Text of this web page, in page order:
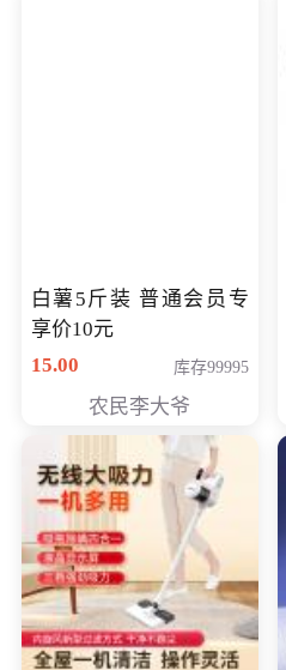
白薯5斤装 普通会员专
享价10元
15.00
库存99995
农民李大爷